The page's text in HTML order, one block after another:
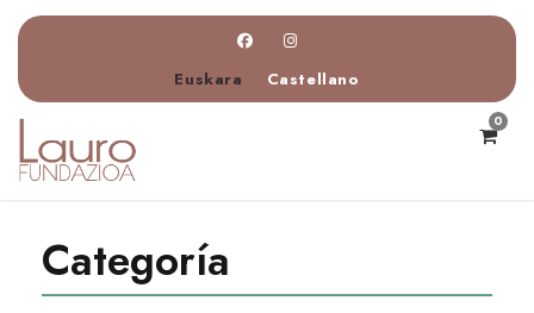
Euskara Castellano
0
Categoría